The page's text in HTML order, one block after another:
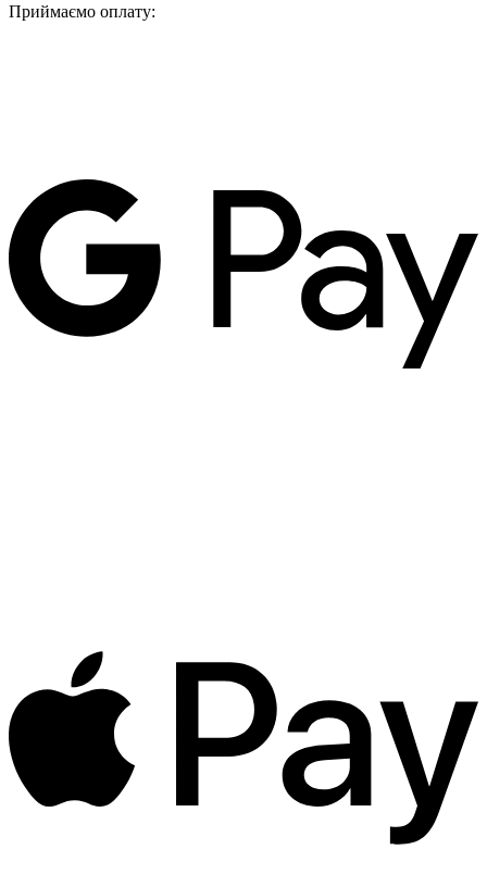
Приймаємо оплату: